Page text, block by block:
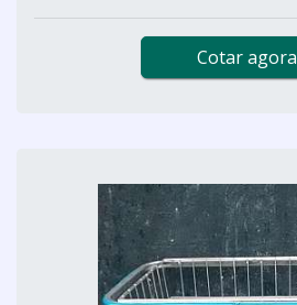
Cotar agora